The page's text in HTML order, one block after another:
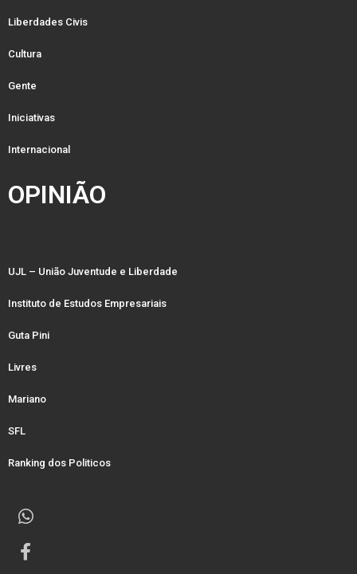
Liberdades Civis
Cultura
Gente
Iniciativas
Internacional
OPINIÃO
UJL – União Juventude e Liberdade
Instituto de Estudos Empresariais
Guta Pini
Livres
Mariano
SFL
Ranking dos Politicos